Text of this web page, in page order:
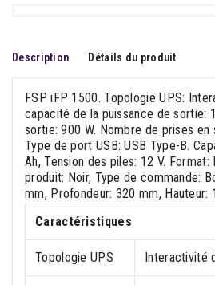
Description Détails du produit
FSP iFP 1500. Topologie UPS:
capacité de la puissance de sortie:
sortie: 900 W. Nombre de prises
Type de port USB: USB Type-B.
Ah, Tension des piles: 12 V. Format:
produit: Noir, Type de commande:
mm, Profondeur: 320 mm, Hauteur:
Caractéristiques
Topologie UPS Interactivité